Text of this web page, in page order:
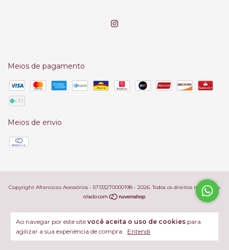
Ao navegar por este site você aceita o uso de cookies para
agilizar a sua experiência de compra. Entendi
Meios de pagamento
Meios de envio
Copyright Afrancozo Acessórios - 57133270000198 - 2026. Todos os direitos reservados.